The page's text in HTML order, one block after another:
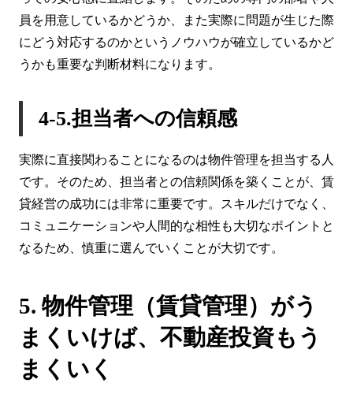
員を用意しているかどうか、また実際に問題が生じた際
にどう対応するのかというノウハウが確立しているかど
うかも重要な判断材料になります。
4-5.担当者への信頼感
実際に直接関わることになるのは物件管理を担当する人
です。そのため、担当者との信頼関係を築くことが、賃
貸経営の成功には非常に重要です。スキルだけでなく、
コミュニケーションや人間的な相性も大切なポイントと
なるため、慎重に選んでいくことが大切です。
5. 物件管理（賃貸管理）がう
まくいけば、不動産投資もう
まくいく